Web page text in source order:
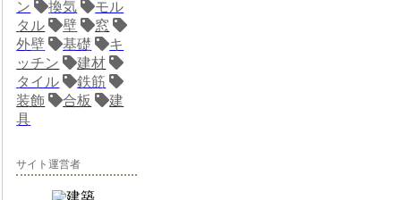
ン 換気
モル
タル
壁
窓
外壁
基礎
キ
ッチン
建材
タイル
鉄筋
装飾
合板
建
具
サイト運営者